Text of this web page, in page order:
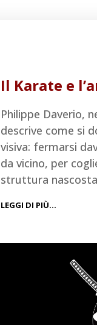
Il Karate e
Philippe Daverio,
descrive come si
visiva: fermarsi
da vicino, per
struttura
LEGGI DI PIÙ…